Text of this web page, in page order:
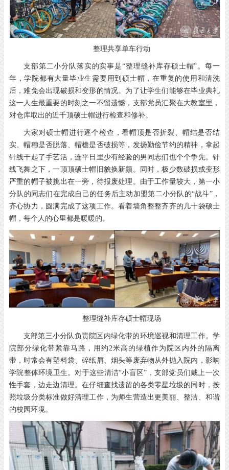
整理共享单车行动
支部第二小分队落实的实事是“整理缝补库存硕士帽”。每一
年，学院都有大量毕业生需要用到硕士帽，在重复的使用和清洗
后，难免会出现破损和变形的情况。为了让学生们能够在毕业典礼
这一人生最重要的时刻之一不留遗憾，支部党员汇聚在大教室里，
对仓库取出的近千顶硕士帽进行检查和修补。
大家对硕士帽进行逐个检查，看帽顶是否折裂、帽结是否结
实、帽穗是否脱落、帽檐是否破损等，发扬勤俭节约的精神，拿起
针线干起了手艺活，连平日里少有经验的男同志们也个个争先。针
线飞舞之下，一顶顶硕士帽旧貌换新颜。同时，极少数破损或变形
严重的帽子被挑出在一旁，待报废处理。由于工作量较大，第一小
分队的同志们在完成自己的任务后主动加盟第二小分队的“战斗”，
齐心协力，圆满完成了这项工作。看着墙角整整齐齐的几十袋硕士
帽，每个人的心里都是暖暖的。
整理缝补库存硕士帽现场
支部第三小分队负责院区内绿化带的环境巡视和清理工作。学
院部分绿化带紧靠马路，用约2米高的绿植作为院区内外的隔离
带，时常会有塑料袋、碎纸屑、烟头等废弃物从外抛入院内，影响
学院整体环境卫生。对于这些清洁“小盲区”，支部党员们戴上一次
性手套，边走边清理。在仔细查找遗留的各类零星垃圾的同时，按
照垃圾分类标准做好清理工作，为师生营造出更美丽、整洁、和谐
的校园环境。